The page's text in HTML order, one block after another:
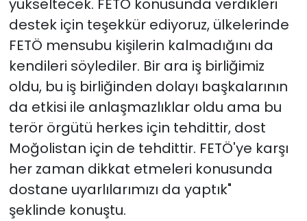
yükseltecek. FETÖ konusunda verdikleri
destek için teşekkür ediyoruz, ülkelerinde
FETÖ mensubu kişilerin kalmadığını da
kendileri söylediler. Bir ara iş birliğimiz
oldu, bu iş birliğinden dolayı başkalarının
da etkisi ile anlaşmazlıklar oldu ama bu
terör örgütü herkes için tehdittir, dost
Moğolistan için de tehdittir. FETÖ'ye karşı
her zaman dikkat etmeleri konusunda
dostane uyarlılarımızı da yaptık"
şeklinde konuştu.